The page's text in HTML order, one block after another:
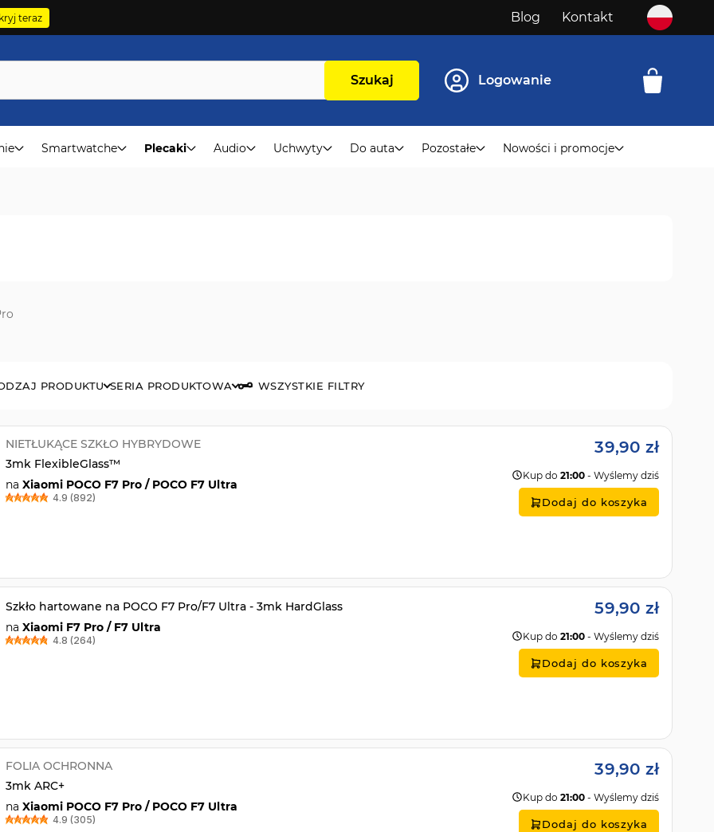
teraz Blog Kontakt
Szukaj Logowanie
Smartwatche Plecaki Audio Uchwyty Do auta Pozostałe Nowości i promocje
PRODUKTU SERIA PRODUKTOWA WSZYSTKIE FILTRY
NIETŁUKĄCE SZKŁO HYBRYDOWE
3mk FlexibleGlass™
na Xiaomi POCO F7 Pro / POCO F7 Ultra
4.9 (892)
39,90 zł
Kup do 21:00 - Wyślemy dziś
Dodaj do koszyka
Szkło hartowane na POCO F7 Pro/F7 Ultra - 3mk HardGlass
na Xiaomi F7 Pro / F7 Ultra
4.8 (264)
59,90 zł
Kup do 21:00 - Wyślemy dziś
Dodaj do koszyka
FOLIA OCHRONNA
3mk ARC+
na Xiaomi POCO F7 Pro / POCO F7 Ultra
4.9 (305)
39,90 zł
Kup do 21:00 - Wyślemy dziś
Dodaj do koszyka